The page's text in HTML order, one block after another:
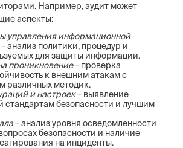
Например, аудит может
аспекты:
управления информационной
– анализ политики, процедур и
для защиты информации.
проникновение– проверка
к внешним атакам с
различных методик.
и настроек– выявление
стандартам безопасности и лучшим
– анализ уровня осведомленности
безопасности и наличие
на инциденты.